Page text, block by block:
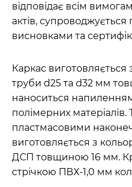
відповідає всім
актів, супроводжується
висновками та
Каркас виготовляється
труби d25 та d32 мм
наноситься
полімерних матеріалів.
пластмасовими
виготовляється з
ДСП товщиною 16 мм.
стрічкою ПВХ-1,0 мм